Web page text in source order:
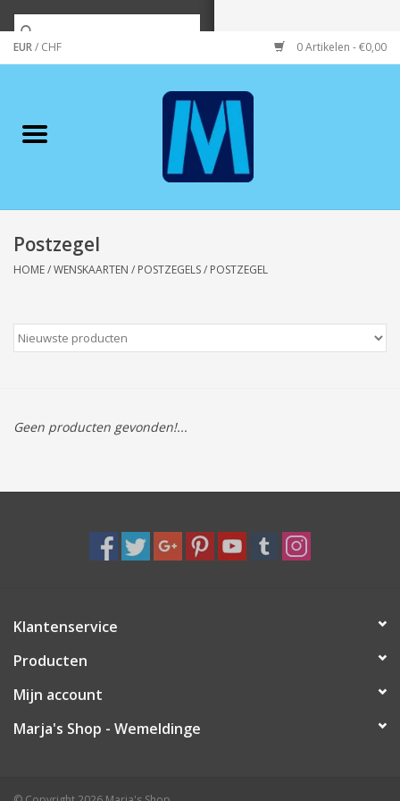
EUR/ CHF 0 Artikelen - €0,00
Merken
Wonen/koken/huishouden
Wenskaarten
Tassen/Portemonnee
Boeken
Speelgoed & hobby
Cadeau & feest
Contact/Locatie
Postzegel
HOME/WENSKAARTEN / POSTZEGELS/ POSTZEGEL
Geen producten gevonden!...
Klantenservice
Producten
Mijn account
Marja's Shop - Wemeldinge